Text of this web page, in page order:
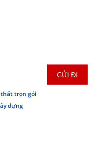
thất trọn gói
dựng